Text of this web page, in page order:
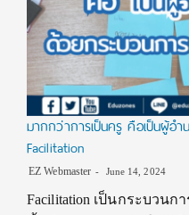
มากกว่าการเป็นครู คือเป็นผู้อำ
Facilitation
EZ Webmaster June 14, 2024
Facilitation เป็นกระบวน